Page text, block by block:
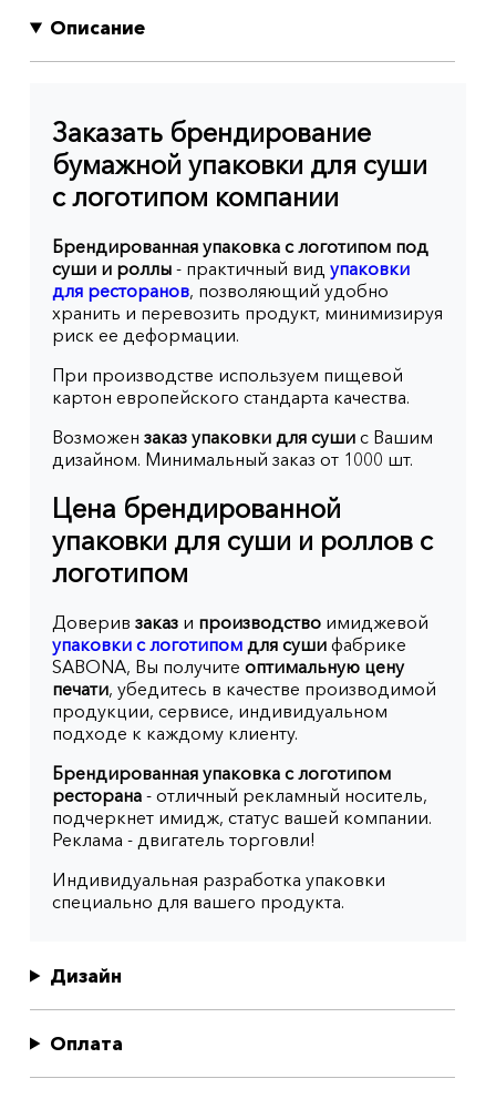
Описание
Заказать брендирование
бумажной упаковки для суши
с логотипом компании
Брендированная упаковка с логотипом под
суши и роллы- практичный вид упаковки
для ресторанов, позволяющий удобно
хранить и перевозить продукт, минимизируя
риск ее деформации.
При производстве используем пищевой
картон европейского стандарта качества.
Возможен заказ упаковки для сушис Вашим
дизайном. Минимальный заказ от 1000 шт.
Цена брендированной
упаковки для суши и роллов с
логотипом
Доверив закази производствоимиджевой
упаковки с логотипомдля сушифабрике
SABONA, Вы получите оптимальную цену
печати, убедитесь в качестве производимой
продукции, сервисе, индивидуальном
подходе к каждому клиенту.
Брендированная упаковка с логотипом
ресторана- отличный рекламный носитель,
подчеркнет имидж, статус вашей компании.
Реклама - двигатель торговли!
Индивидуальная разработка упаковки
специально для вашего продукта.
Дизайн
Оплата